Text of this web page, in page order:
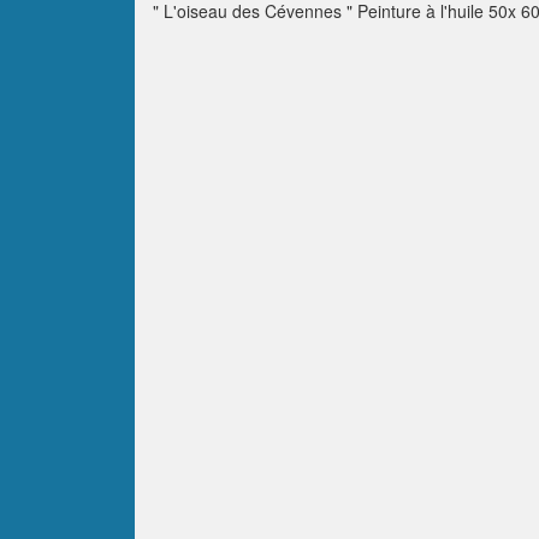
" L'oiseau des Cévennes " Peinture à l'huile 50x